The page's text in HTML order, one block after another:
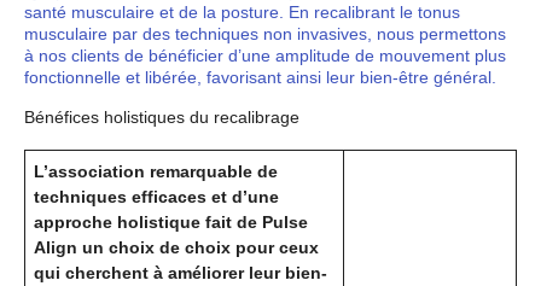
santé musculaire et de la posture. En recalibrant le tonus
musculaire par des techniques non invasives, nous permettons
à nos clients de bénéficier d’une amplitude de mouvement plus
fonctionnelle et libérée, favorisant ainsi leur bien-être général.
Bénéfices holistiques du recalibrage
L’association remarquable de
techniques efficaces et d’une
approche holistique fait de Pulse
Align un choix de choix pour ceux
qui cherchent à améliorer leur bien-